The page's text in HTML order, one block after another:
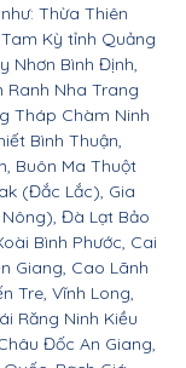
Thừa Thiên
Kỳ tỉnh Quảng
Nhơn Bình Định,
Ranh Nha Trang
Tháp Chàm Ninh
Bình Thuận,
Buôn Ma Thuột
(Đắc Lắc), Gia
Đà Lạt Bảo
Bình Phước, Cai
Giang, Cao Lãnh
Tre, Vĩnh Long,
Răng Ninh Kiều
Đốc An Giang,